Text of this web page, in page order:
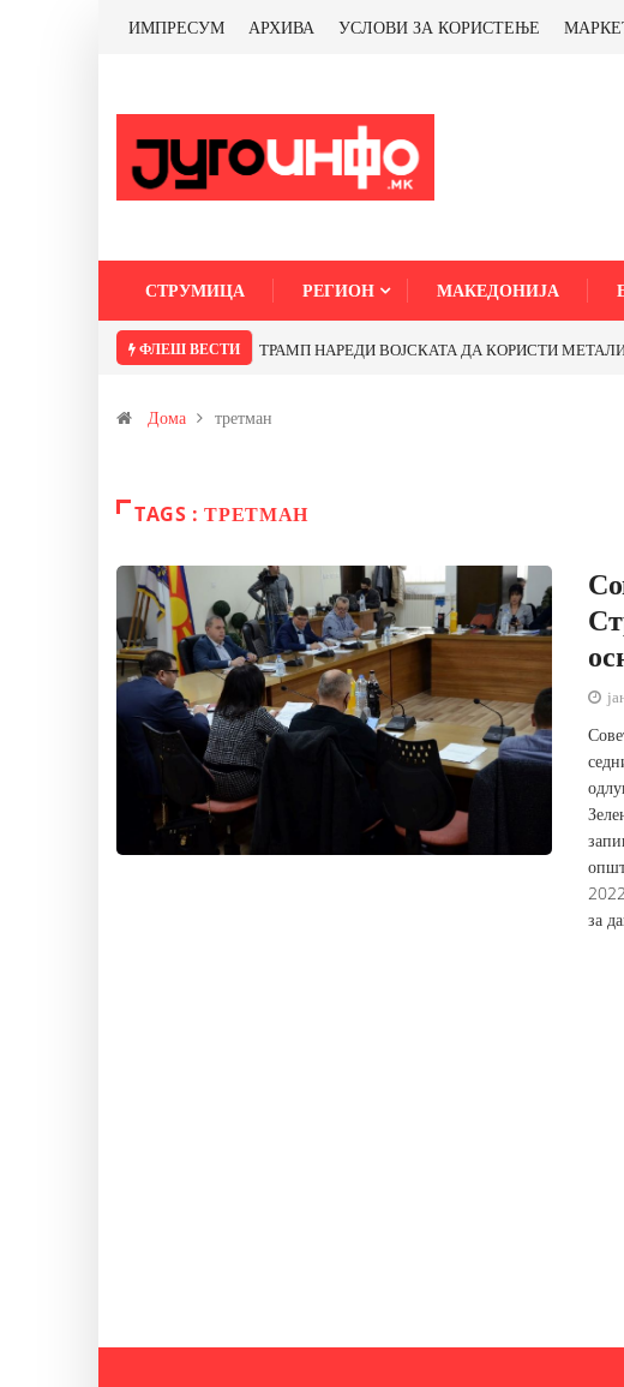
ИМПРЕСУМ АРХИВА УСЛОВИ ЗА КОРИСТЕЊЕ
СТРУМИЦА РЕГИОН МАКЕДОНИЈА
ФЛЕШ ВЕСТИ ТРАМП НАРЕДИ ВОЈСКАТА ДА КОРИСТИ МЕТАЛИ
Дома третман
TAGS : ТРЕТМАН
за